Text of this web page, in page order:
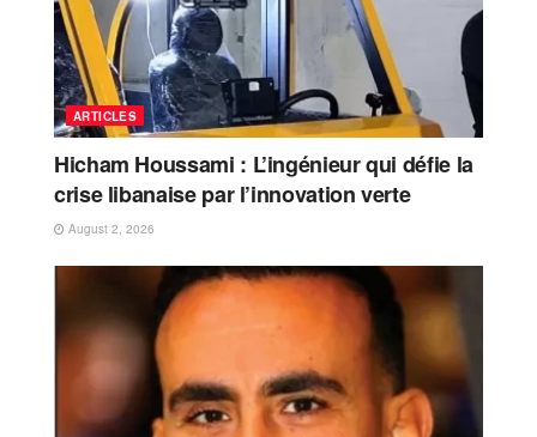
ARTICLES
Hicham Houssami : L’ingénieur qui défie la
crise libanaise par l’innovation verte
August 2, 2026